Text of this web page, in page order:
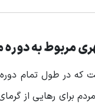
مربوط به دوره
در طول تمام
برای رهایی از